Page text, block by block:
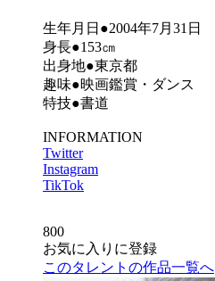
生年月日●2004年7月31日
身長●153㎝
出身地●東京都
趣味●映画鑑賞・ダンス
特技●書道
INFORMATION
Twitter
Instagram
TikTok
800
お気に入りに登録
このタレントの作品一覧へ